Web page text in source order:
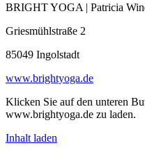
BRIGHT YOGA | Patricia
Griesmühlstraße 2
85049 Ingolstadt
www.brightyoga.de
Klicken Sie auf den unteren
www.brightyoga.de zu laden.
Inhalt laden